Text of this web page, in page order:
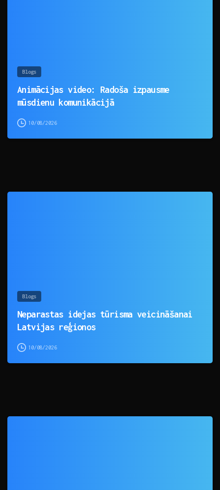
Blogs
Animācijas video: Radoša izpausme
mūsdienu komunikācijā
10/08/2026
Blogs
Neparastas idejas tūrisma veicināšanai
Latvijas reģionos
10/08/2026